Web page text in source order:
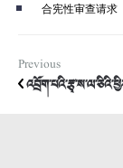
合宪性审查请求
Previous